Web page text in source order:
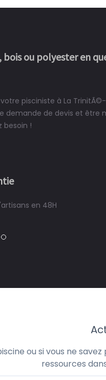
bois ou polyester en
pisciniste à La TrinitÃ©-
demande de devis et être
besoin !
en 48H
réalité, une
ou si vous ne
ressources